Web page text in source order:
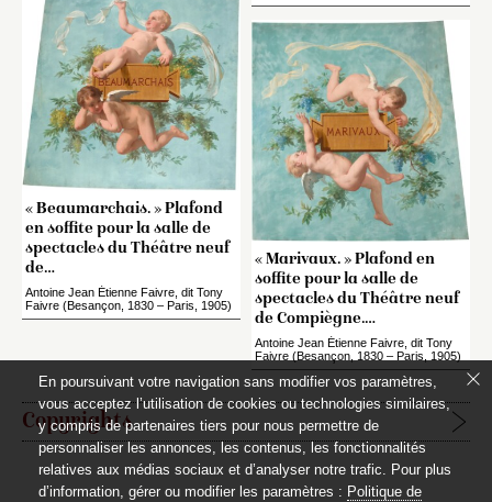
« Beaumarchais. » Plafond
en soffite pour la salle de
spectacles du Théâtre neuf
de…
Antoine Jean Étienne Faivre, dit Tony
Faivre (Besançon, 1830 – Paris, 1905)
« Marivaux. » Plafond en
soffite pour la salle de
spectacles du Théâtre neuf
de Compiègne.…
Antoine Jean Étienne Faivre, dit Tony
Faivre (Besançon, 1830 – Paris, 1905)
Copyrights
Étapes de publication :
En poursuivant votre navigation sans modifier vos paramètres,
vous acceptez l’utilisation de cookies ou technologies similaires,
y compris de partenaires tiers pour nous permettre de
personnaliser les annonces, les contenus, les fonctionnalités
relatives aux médias sociaux et d’analyser notre trafic. Pour plus
d’information, gérer ou modifier les paramètres : Politique de